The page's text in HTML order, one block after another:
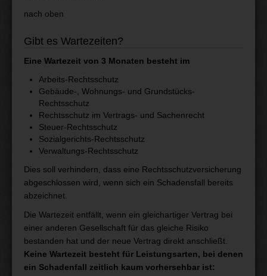
nach oben
Gibt es Wartezeiten?
Eine Wartezeit von 3 Monaten besteht im
Arbeits-Rechtsschutz
Gebäude-, Wohnungs- und Grundstücks-
Rechtsschutz
Rechtsschutz im Vertrags- und Sachenrecht
Steuer-Rechtsschutz
Sozialgerichts-Rechtsschutz
Verwaltungs-Rechtsschutz
Dies soll verhindern, dass eine Rechtsschutzversicherung
abgeschlossen wird, wenn sich ein Schadensfall bereits
abzeichnet.
Die Wartezeit entfällt, wenn ein gleichartiger Vertrag bei
einer anderen Gesellschaft für das gleiche Risiko
bestanden hat und der neue Vertrag direkt anschließt.
Keine Wartezeit besteht für Leistungsarten, bei denen
ein Schadenfall zeitlich kaum vorhersehbar ist: